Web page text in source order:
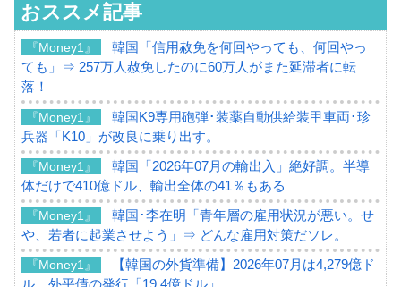
おススメ記事
『Money1』
韓国「信用赦免を何回やっても、何回やっ
ても」⇒ 257万人赦免したのに60万人がまた延滞者に転
落！
『Money1』
韓国K9専用砲弾･装薬自動供給装甲車両･珍
兵器「K10」が改良に乗り出す。
『Money1』
韓国「2026年07月の輸出入」絶好調。半導
体だけで410億ドル、輸出全体の41％もある
『Money1』
韓国･李在明「青年層の雇用状況が悪い。せ
や、若者に起業させよう」⇒ どんな雇用対策だソレ。
『Money1』
【韓国の外貨準備】2026年07月は4,279億ド
ル。外平債の発行「19.4億ドル」